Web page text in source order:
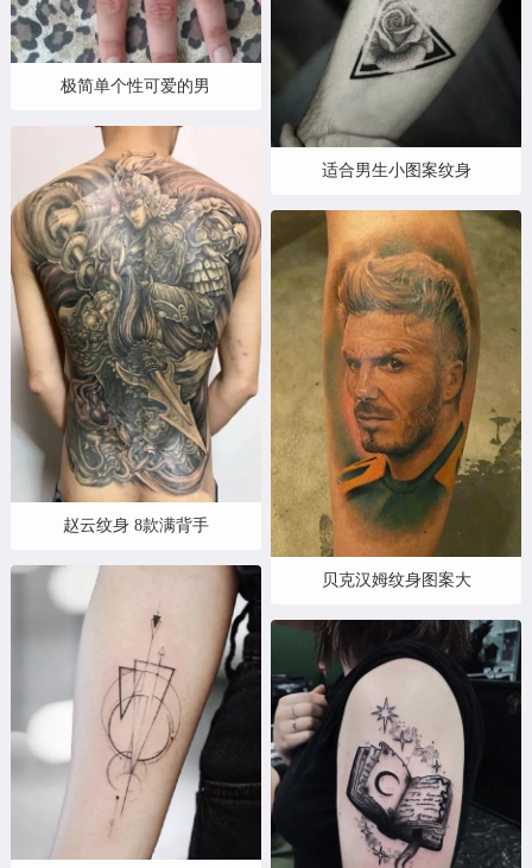
极简单个性可爱的男
赵云纹身 8款满背手
适合男生小图案纹身
贝克汉姆纹身图案大